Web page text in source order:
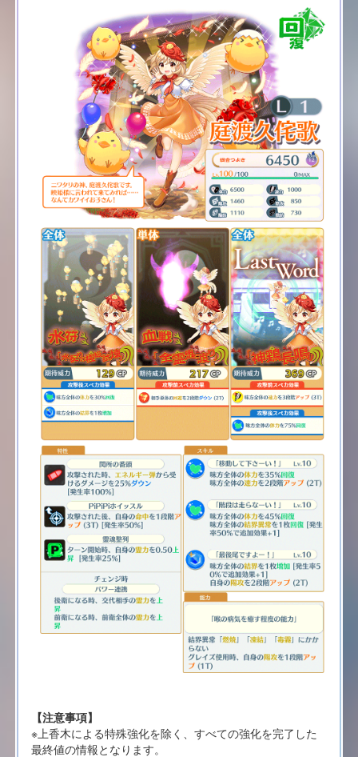
【注意事項】
※上香木による特殊強化を除く、すべての強化を完了した
最終値の情報となります。